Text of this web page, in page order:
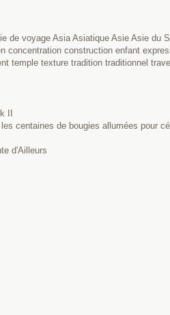
de voyage Asia Asiatique Asie Asie
concentration construction enfant
temple texture tradition traditionnel
II
centaines de bougies allumées pour
d'Ailleurs